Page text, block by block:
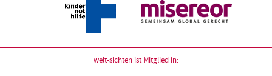
welt-sichten ist Mitglied in: